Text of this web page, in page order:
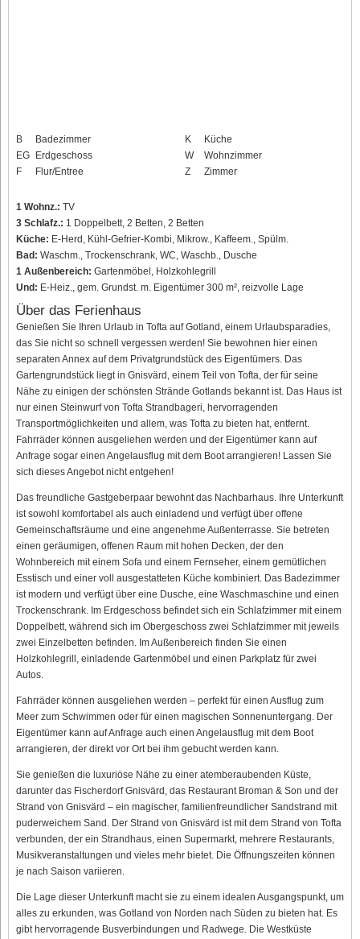
B
Badezimmer
EG Erdgeschoss
F
Flur/Entree
K
Küche
W
Wohnzimmer
Z
Zimmer
1 Wohnz.: TV
3 Schlafz.: 1 Doppelbett, 2 Betten, 2 Betten
Küche: E-Herd, Kühl-Gefrier-Kombi, Mikrow., Kaffeem., Spülm.
Bad: Waschm., Trockenschrank, WC, Waschb., Dusche
1 Außenbereich: Gartenmöbel, Holzkohlegrill
Und: E-Heiz., gem. Grundst. m. Eigentümer 300 m², reizvolle Lage
Über das Ferienhaus
Genießen Sie Ihren Urlaub in Tofta auf Gotland, einem Urlaubsparadies,
das Sie nicht so schnell vergessen werden! Sie bewohnen hier einen
separaten Annex auf dem Privatgrundstück des Eigentümers. Das
Gartengrundstück liegt in Gnisvärd, einem Teil von Tofta, der für seine
Nähe zu einigen der schönsten Strände Gotlands bekannt ist. Das Haus ist
nur einen Steinwurf von Tofta Strandbageri, hervorragenden
Transportmöglichkeiten und allem, was Tofta zu bieten hat, entfernt.
Fahrräder können ausgeliehen werden und der Eigentümer kann auf
Anfrage sogar einen Angelausflug mit dem Boot arrangieren! Lassen Sie
sich dieses Angebot nicht entgehen!
Das freundliche Gastgeberpaar bewohnt das Nachbarhaus. Ihre Unterkunft
ist sowohl komfortabel als auch einladend und verfügt über offene
Gemeinschaftsräume und eine angenehme Außenterrasse. Sie betreten
einen geräumigen, offenen Raum mit hohen Decken, der den
Wohnbereich mit einem Sofa und einem Fernseher, einem gemütlichen
Esstisch und einer voll ausgestatteten Küche kombiniert. Das Badezimmer
ist modern und verfügt über eine Dusche, eine Waschmaschine und einen
Trockenschrank. Im Erdgeschoss befindet sich ein Schlafzimmer mit einem
Doppelbett, während sich im Obergeschoss zwei Schlafzimmer mit jeweils
zwei Einzelbetten befinden. Im Außenbereich finden Sie einen
Holzkohlegrill, einladende Gartenmöbel und einen Parkplatz für zwei
Autos.
Fahrräder können ausgeliehen werden – perfekt für einen Ausflug zum
Meer zum Schwimmen oder für einen magischen Sonnenuntergang. Der
Eigentümer kann auf Anfrage auch einen Angelausflug mit dem Boot
arrangieren, der direkt vor Ort bei ihm gebucht werden kann.
Sie genießen die luxuriöse Nähe zu einer atemberaubenden Küste,
darunter das Fischerdorf Gnisvärd, das Restaurant Broman & Son und der
Strand von Gnisvärd – ein magischer, familienfreundlicher Sandstrand mit
puderweichem Sand. Der Strand von Gnisvärd ist mit dem Strand von Tofta
verbunden, der ein Strandhaus, einen Supermarkt, mehrere Restaurants,
Musikveranstaltungen und vieles mehr bietet. Die Öffnungszeiten können
je nach Saison variieren.
Die Lage dieser Unterkunft macht sie zu einem idealen Ausgangspunkt, um
alles zu erkunden, was Gotland von Norden nach Süden zu bieten hat. Es
gibt hervorragende Busverbindungen und Radwege. Die Westküste